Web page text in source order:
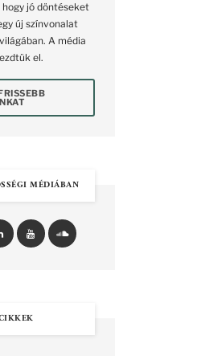
jó döntéseket
új színvonalat
A média
el.
MÉDIÁBAN